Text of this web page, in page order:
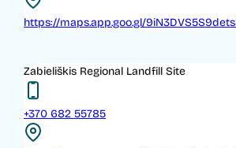
https://maps.app.goo.gl/
Zabieliškis Regional Landfill Site
+370 682 55785